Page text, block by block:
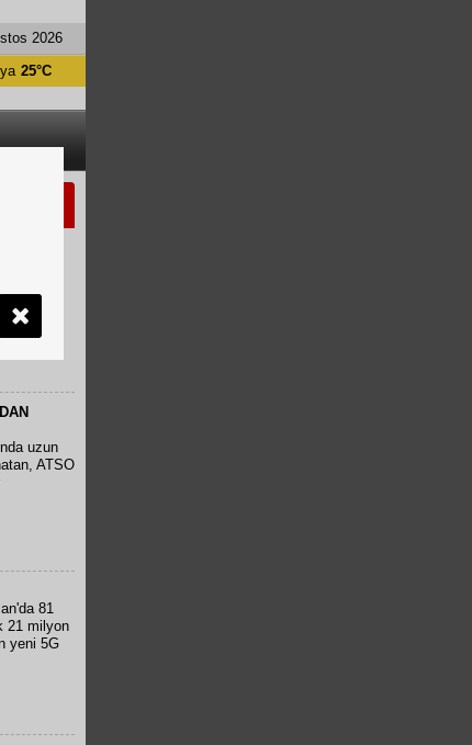
2026
25°C
sahip
uzun
ATSO
81
21 milyon
yeni 5G